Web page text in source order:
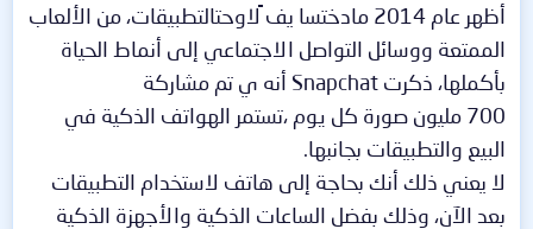
أظهر عام 2014 مادختسا يف ًلاوحتالتطبيقات، من الألعاب
الممتعة ووسائل التواصل الاجتماعي إلى أنماط الحياة
بأكملها، ذكرت Snapchat أنه ي تم مشاركة
700 مليون صورة كل يوم ،تستمر الهواتف الذكية في
البيع والتطبيقات بجانبها.
لا يعني ذلك أنك بحاجة إلى هاتف لاستخدام التطبيقات
بعد الآن، وذلك بفضل الساعات الذكية والأجهزة الذكية